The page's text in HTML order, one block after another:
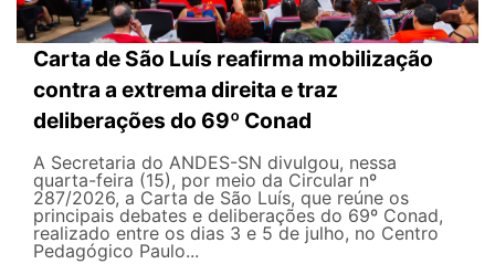
Carta de São Luís reafirma mobilização
contra a extrema direita e traz
deliberações do 69º Conad
A Secretaria do ANDES-SN divulgou, nessa
quarta-feira (15), por meio da Circular nº
287/2026, a Carta de São Luís, que reúne os
principais debates e deliberações do 69º Conad,
realizado entre os dias 3 e 5 de julho, no Centro
Pedagógico Paulo...